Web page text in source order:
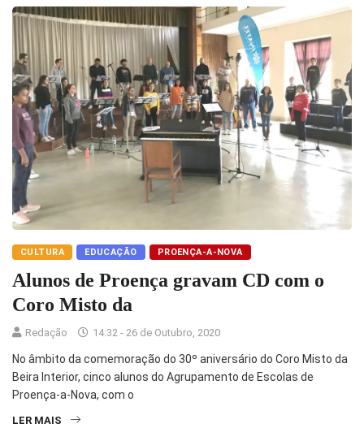
CULTURA EDUCAÇÃO PROENÇA-A-NOVA
Alunos de Proença gravam CD com o
Coro Misto da
Redação 14:32 - 26 de Outubro, 2020
No âmbito da comemoração do 30º aniversário do Coro Misto da
Beira Interior, cinco alunos do Agrupamento de Escolas de
Proença-a-Nova, com o
LER MAIS